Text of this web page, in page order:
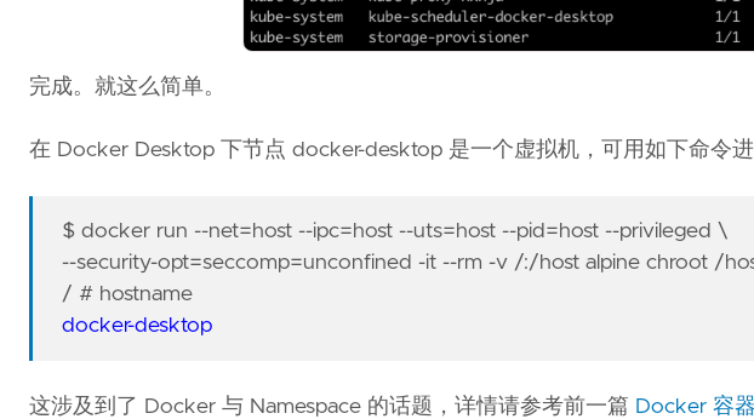
完成。就这么简单。
在 Docker Desktop 下节点 docker-desktop 是一个虚拟机，可用如下命令
$ docker run --net=host --ipc=host --uts=host --pid=host --privileged \
--security-opt=seccomp=unconfined -it --rm -v /:/host alpine chroot /
/ # hostname
docker-desktop
这涉及到了 Docker 与 Namespace 的话题，详情请参考前一篇 Docker 容